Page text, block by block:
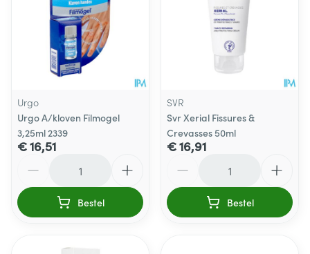
Urgo
Urgo A/kloven Filmogel
3,25ml 2339
€ 16,51
Bestel
SVR
Svr Xerial Fissures &
Crevasses 50ml
€ 16,91
Bestel